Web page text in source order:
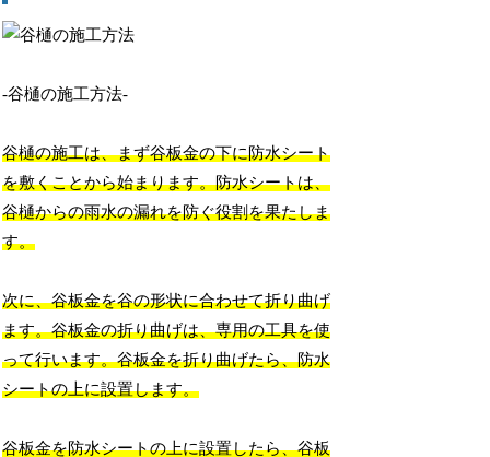
-谷樋の施工方法-
谷樋の施工は、まず谷板金の下に防水シート
を敷くことから始まります。防水シートは、
谷樋からの雨水の漏れを防ぐ役割を果たしま
す。
次に、谷板金を谷の形状に合わせて折り曲げ
ます。谷板金の折り曲げは、専用の工具を使
って行います。谷板金を折り曲げたら、防水
シートの上に設置します。
谷板金を防水シートの上に設置したら、谷板